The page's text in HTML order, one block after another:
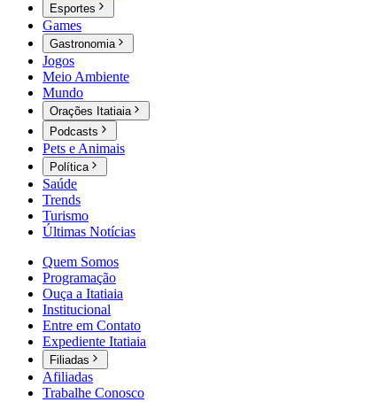
Esportes
Games
Gastronomia
Jogos
Meio Ambiente
Mundo
Orações Itatiaia
Podcasts
Pets e Animais
Política
Saúde
Trends
Turismo
Últimas Notícias
Quem Somos
Programação
Ouça a Itatiaia
Institucional
Entre em Contato
Expediente Itatiaia
Filiadas
Afiliadas
Trabalhe Conosco